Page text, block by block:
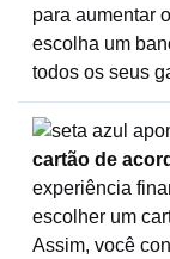
para aumentar
escolha um
todos os seus
cartão de
experiência
escolher um
Assim, você